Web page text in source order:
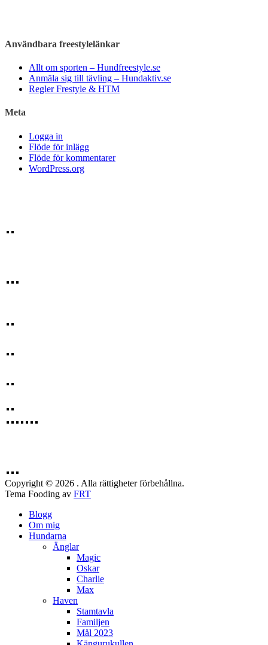
Användbara freestylelänkar
Allt om sporten – Hundfreestyle.se
Anmäla sig till tävling – Hundaktiv.se
Regler Frestyle & HTM
Meta
Logga in
Flöde för inlägg
Flöde för kommentarer
WordPress.org
Copyright © 2026 . Alla rättigheter förbehållna.
Tema Fooding av FRT
Blogg
Om mig
Hundarna
Änglar
Magic
Oskar
Charlie
Max
Haven
Stamtavla
Familjen
Mål 2023